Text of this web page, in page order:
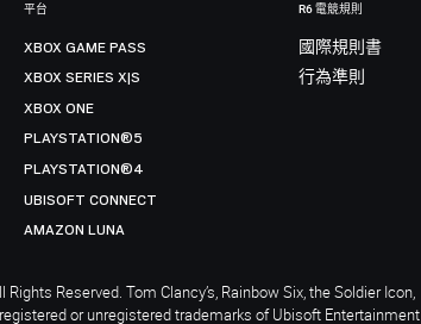
平台
XBOX GAME PASS
XBOX SERIES X|S
XBOX ONE
PLAYSTATION®5
PLAYSTATION®4
UBISOFT CONNECT
AMAZON LUNA
R6 電競規則
國際規則書
行為準則
Reserved. Tom Clancy’s, Rainbow Six, the Soldier Icon,
or unregistered trademarks of Ubisoft Entertainment